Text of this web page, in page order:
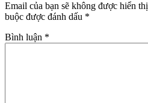
Email của bạn sẽ không được hiển
buộc được đánh dấu *
Bình luận *